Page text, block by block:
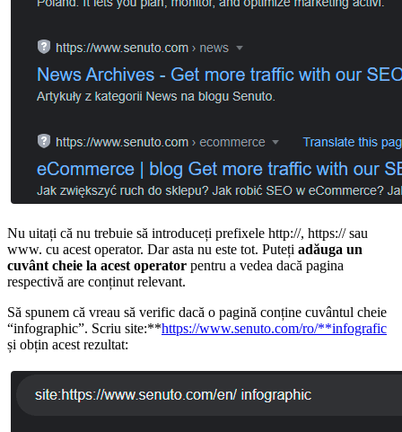
Nu uitați că nu trebuie să introduceți prefixele http://, https:// sau
www. cu acest operator. Dar asta nu este tot. Puteți adăuga un
cuvânt cheie la acest operator pentru a vedea dacă pagina
respectivă are conținut relevant.
Să spunem că vreau să verific dacă o pagină conține cuvântul cheie
“infographic”. Scriu site:**https://www.senuto.com/ro/**infografic
și obțin acest rezultat: